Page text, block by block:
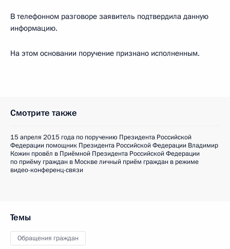
В телефонном разговоре заявитель подтвердила данную
информацию.
На этом основании поручение признано исполненным.
Смотрите также
15 апреля 2015 года по поручению Президента Российской
Федерации помощник Президента Российской Федерации Владимир
Кожин провёл в Приёмной Президента Российской Федерации
по приёму граждан в Москве личный приём граждан в режиме
видео-конференц-связи
Темы
Обращения граждан